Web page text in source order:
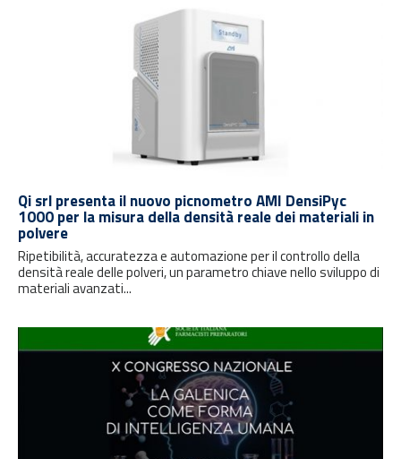
Qi srl presenta il nuovo picnometro AMI DensiPyc
1000 per la misura della densità reale dei materiali in
polvere
Ripetibilità, accuratezza e automazione per il controllo della
densità reale delle polveri, un parametro chiave nello sviluppo di
materiali avanzati...